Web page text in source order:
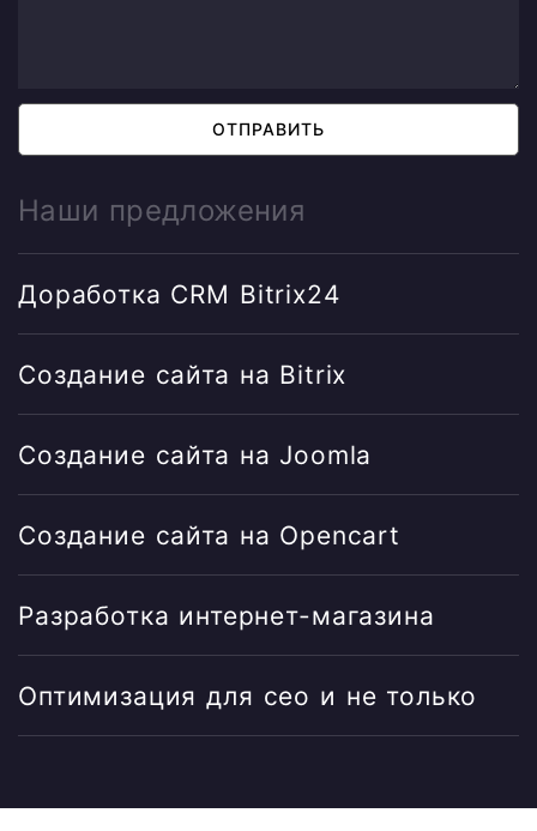
ОТПРАВИТЬ
Наши предложения
Доработка CRM Bitrix24
Создание сайта на Bitrix
Создание сайта на Joomla
Создание сайта на Opencart
Разработка интернет-магазина
Оптимизация для сео и не только